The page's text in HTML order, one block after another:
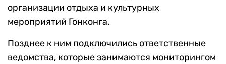
организации отдыха и культурных
мероприятий Гонконга.
Позднее к ним подключились ответственные
ведомства, которые занимаются мониторингом